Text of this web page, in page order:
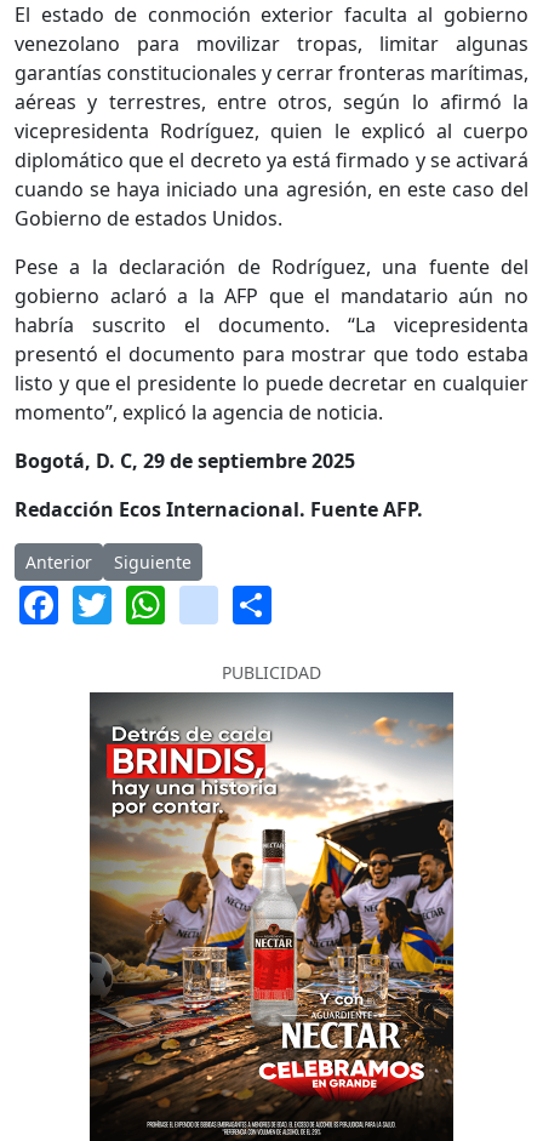
El estado de conmoción exterior faculta al gobierno
venezolano para movilizar tropas, limitar algunas
garantías constitucionales y cerrar fronteras marítimas,
aéreas y terrestres, entre otros, según lo afirmó la
vicepresidenta Rodríguez, quien le explicó al cuerpo
diplomático que el decreto ya está firmado y se activará
cuando se haya iniciado una agresión, en este caso del
Gobierno de estados Unidos.
Pese a la declaración de Rodríguez, una fuente del
gobierno aclaró a la AFP que el mandatario aún no
habría suscrito el documento. “La vicepresidenta
presentó el documento para mostrar que todo estaba
listo y que el presidente lo puede decretar en cualquier
momento”, explicó la agencia de noticia.
Bogotá, D. C, 29 de septiembre 2025
Redacción Ecos Internacional. Fuente AFP.
Artículo anterior: Directora del DAPRE se queda sin visa a E.E.
Anterior Artículo siguiente: E.E. U.U marca distancia
Siguiente
Facebook
Twitter
WhatsApp
instagram
PUBLICIDAD